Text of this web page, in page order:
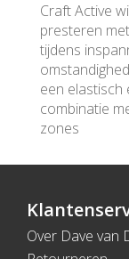
Craft Active
presteren
tijdens
een elastisch
combinatie
zones
Over Dave van